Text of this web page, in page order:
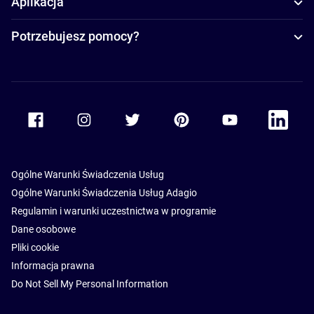
Potrzebujesz pomocy?
Accor Facebook Accor TwitterAccor PinterestAccor Youtube
Accor
Ogólne Warunki Świadczenia Usług
Ogólne Warunki Świadczenia Usług Adagio
Regulamin i warunki uczestnictwa w programie
Dane osobowe
Pliki cookie
Informacja prawna
Do Not Sell My Personal Information